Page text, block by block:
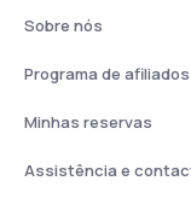
Sobre nós
Programa de afiliados
Minhas reservas
Assistência e